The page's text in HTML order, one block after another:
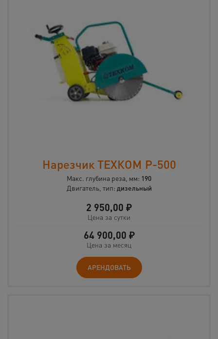
Нарезчик ТЕХКОМ Р-500
Макс. глубина реза, мм: 190
Двигатель, тип: дизельный
2 950,00 ₽
Цена за сутки
64 900,00 ₽
Цена за месяц
АРЕНДОВАТЬ